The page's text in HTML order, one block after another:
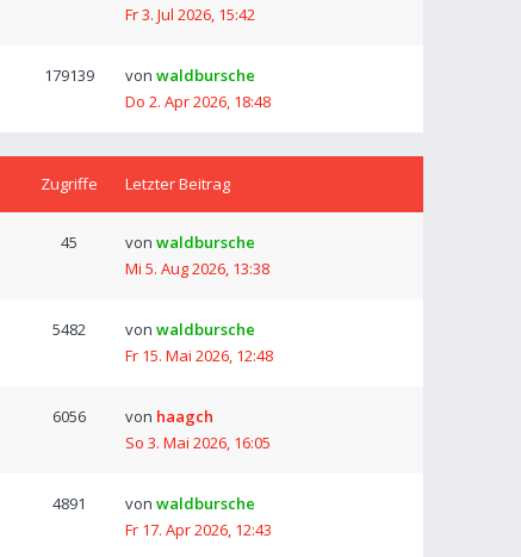
Fr 3. Jul 2026, 15:42
179139 von waldbursche
Do 2. Apr 2026, 18:48
Zugriffe Letzter Beitrag
45 von waldbursche
Mi 5. Aug 2026, 13:38
5482 von waldbursche
Fr 15. Mai 2026, 12:48
6056 von haagch
So 3. Mai 2026, 16:05
4891 von waldbursche
Fr 17. Apr 2026, 12:43